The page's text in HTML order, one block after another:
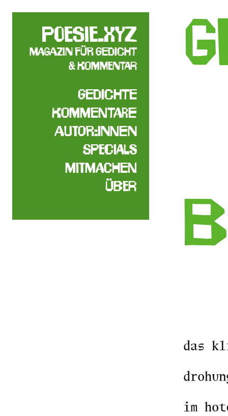
poesie.xyz
Magazin für Gedicht
& Kommentar
Gedichte
Kommentare
Autor:innen
Specials
Mitmachen
Über
das
im